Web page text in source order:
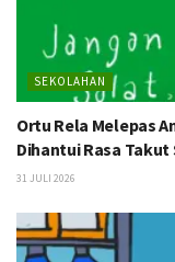
SEKOLAHAN
Ortu Rela Melepas
Dihantui Rasa
31 JULI 2026